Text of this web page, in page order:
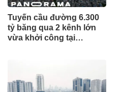
Tuyến cầu đường 6.300
tỷ băng qua 2 kênh lớn
vừa khởi công tại